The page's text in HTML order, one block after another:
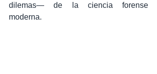
dilemas— de la ciencia forense
moderna.